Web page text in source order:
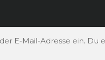
E-Mail-Adresse ein. Du